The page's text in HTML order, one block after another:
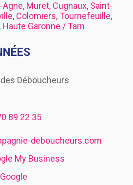
Agne, Muret, Cugnaux, Saint-
, Colomiers,Tournefeuille,
, Haute Garonne / Tarn
Déboucheurs
89 22 35
deboucheurs.com
My Business